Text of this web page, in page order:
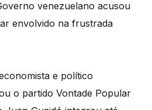
venezuelano acusou
envolvido na frustrada
e político
o partido Vontade Popular